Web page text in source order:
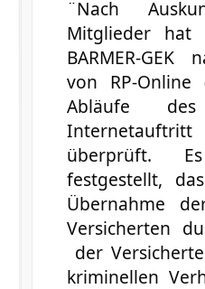
¨Nach
Mitglieder hat
BARMER-GEK
von RP-
Abläufe
überprüft.
festgestellt,
Übernahme
Versicherten
der
kriminellen